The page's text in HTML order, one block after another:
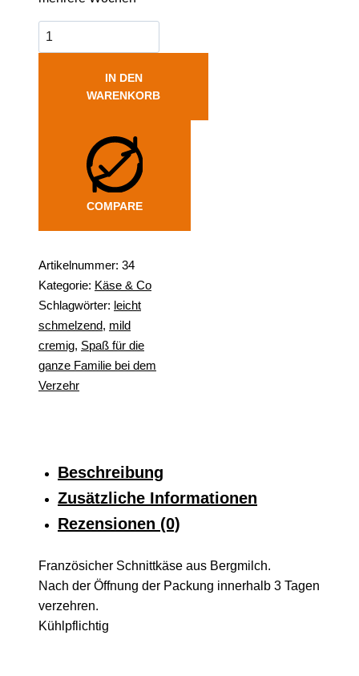
IN DEN
WARENKORB
COMPARE
Artikelnummer: 34
Kategorie: Käse & Co
Schlagwörter: leicht
schmelzend, mild
cremig, Spaß für die
ganze Familie bei dem
Verzehr
Beschreibung
Zusätzliche Informationen
Rezensionen (0)
Französicher Schnittkäse aus Bergmilch.
Nach der Öffnung der Packung innerhalb 3 Tagen
verzehren.
Kühlpflichtig